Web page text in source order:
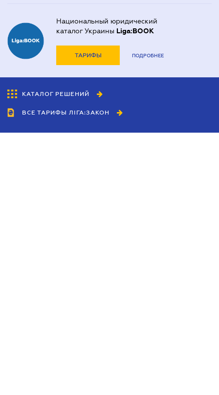
Национальный юридический
каталог Украины Liga:BOOK
ТАРИФЫ ПОДРОБНЕЕ
КАТАЛОГ РЕШЕНИЙ
ВСЕ ТАРИФЫ ЛІГА:ЗАКОН